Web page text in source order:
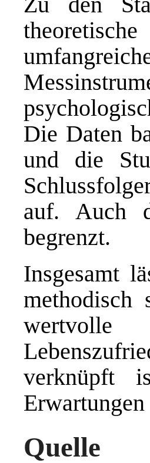
Die Daten
und die
auf. Auch
begrenzt.
Insgesamt
methodisch
verknüpft
Quelle